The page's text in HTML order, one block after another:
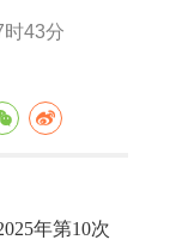
43分
年第10次